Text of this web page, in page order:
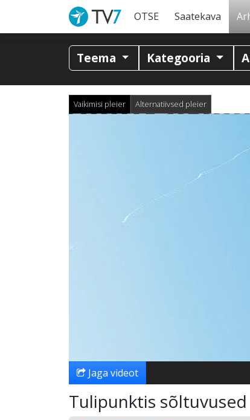
OTSE Saatekava
Teema Kategooria
Vaikimisi pleier Alternatiivsed pleier
Jaga videot
Tulipunktis sõltuvused